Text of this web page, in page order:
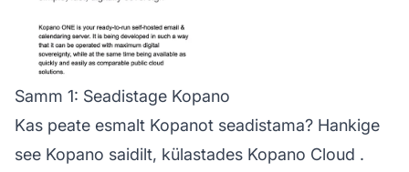
Samm 1: Seadistage Kopano
Kas peate esmalt Kopanot seadistama? Hankige
see Kopano saidilt, külastades Kopano Cloud .